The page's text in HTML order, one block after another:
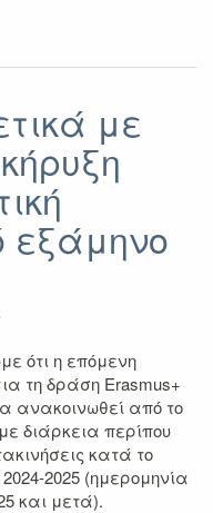
με
εξάμηνο
ότι η επόμενη
τη δράση Erasmus+
ανακοινωθεί από το
με διάρκεια περίπου
κατά το
2025 (ημερομηνία
και μετά).